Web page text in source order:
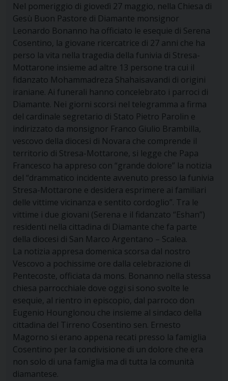
Nel pomeriggio di giovedì 27 maggio, nella Chiesa di
Gesù Buon Pastore di Diamante monsignor
Leonardo Bonanno ha officiato le esequie di Serena
Cosentino, la giovane ricercatrice di 27 anni che ha
perso la vita nella tragedia della funivia di Stresa-
Mottarone insieme ad altre 13 persone tra cui il
fidanzato Mohammadreza Shahaisavandi di origini
iraniane. Ai funerali hanno concelebrato i parroci di
Diamante. Nei giorni scorsi nel telegramma a firma
del cardinale segretario di Stato Pietro Parolin e
indirizzato da monsignor Franco Giulio Brambilla,
vescovo della diocesi di Novara che comprende il
territorio di Stresa-Mottarone, si legge che Papa
Francesco ha appreso con “grande dolore” la notizia
del “drammatico incidente avvenuto presso la funivia
Stresa-Mottarone e desidera esprimere ai familiari
delle vittime vicinanza e sentito cordoglio”. Tra le
vittime i due giovani (Serena e il fidanzato “Eshan”)
residenti nella cittadina di Diamante che fa parte
della diocesi di San Marco Argentano – Scalea.
La notizia appresa domenica scorsa dal nostro
Vescovo a pochissime ore dalla celebrazione di
Pentecoste, officiata da mons. Bonanno nella stessa
chiesa parrocchiale dove oggi si sono svolte le
esequie, al rientro in episcopio, dal parroco don
Eugenio Hounglonou che insieme al sindaco della
cittadina del Tirreno Cosentino sen. Ernesto
Magorno si erano appena recati presso la famiglia
Cosentino per la condivisione di un dolore che era
non solo di una famiglia ma di tutta la comunità
diamantese.